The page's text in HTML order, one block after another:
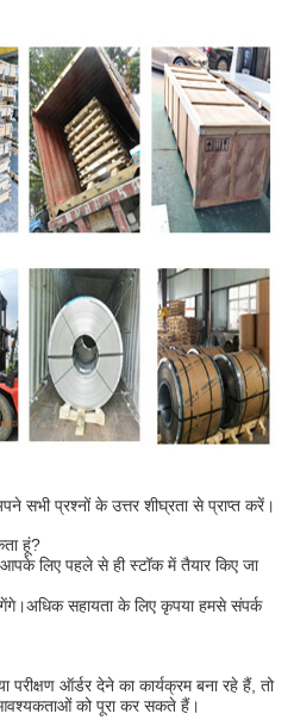
सभी प्रश्नों के उत्तर शीघ्रता से प्राप्त करें।
हूं?
लिए पहले से ही स्टॉक में तैयार किए जा
सहायता के लिए कृपया हमसे संपर्क
परीक्षण ऑर्डर देने का कार्यक्रम बना रहे हैं, तो
को पूरा कर सकते हैं।